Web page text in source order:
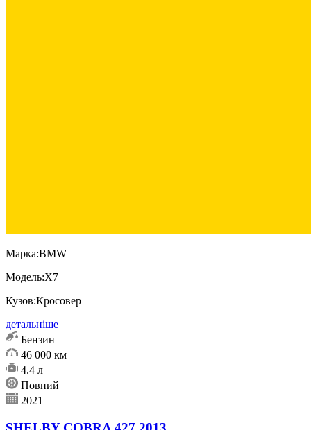
Марка:BMW
Модель:X7
Кузов:Кросовер
детальніше
Бензин
46 000 км
4.4 л
Повний
2021